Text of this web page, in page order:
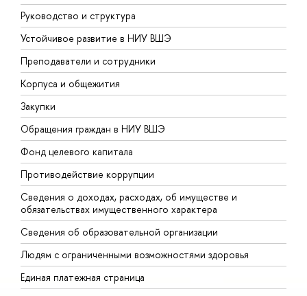
Руководство и структура
Устойчивое развитие в НИУ ВШЭ
Преподаватели и сотрудники
Корпуса и общежития
Закупки
Обращения граждан в НИУ ВШЭ
Фонд целевого капитала
Противодействие коррупции
Сведения о доходах, расходах, об имуществе и
обязательствах имущественного характера
Сведения об образовательной организации
Людям с ограниченными возможностями здоровья
Единая платежная страница